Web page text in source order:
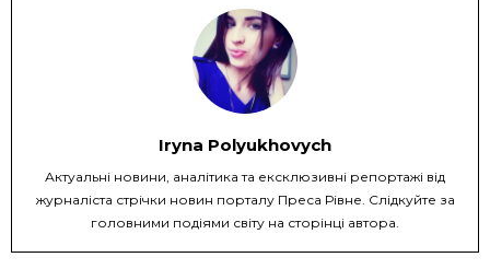
Iryna Polyukhovych
Актуальні новини, аналітика та ексклюзивні репортажі від
журналіста стрічки новин порталу Преса Рівне. Слідкуйте за
головними подіями світу на сторінці автора.